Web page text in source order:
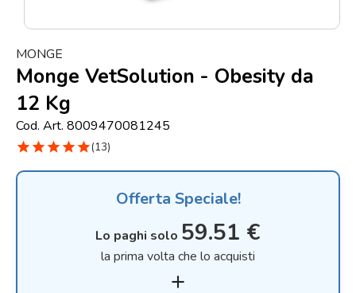
Punti
Blog
e
news
MONGE
Monge VetSolution - Obesity da
12 Kg
Cod. Art. 8009470081245
star star star star star(13)
Offerta Speciale!
Lo paghi solo 59.51 €
la prima volta che lo acquisti
add